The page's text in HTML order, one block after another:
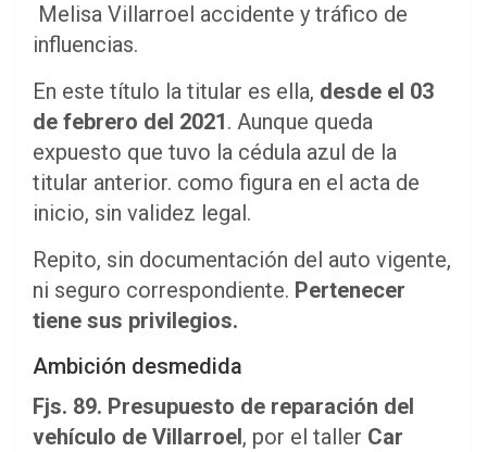
Melisa Villarroel accidente y tráfico de
influencias.
En este título la titular es ella, desde el 03
de febrero del 2021. Aunque queda
expuesto que tuvo la cédula azul de la
titular anterior. como figura en el acta de
inicio, sin validez legal.
Repito, sin documentación del auto vigente,
ni seguro correspondiente. Pertenecer
tiene sus privilegios.
Ambición desmedida
Fjs. 89. Presupuesto de reparación del
vehículo de Villarroel, por el taller Car